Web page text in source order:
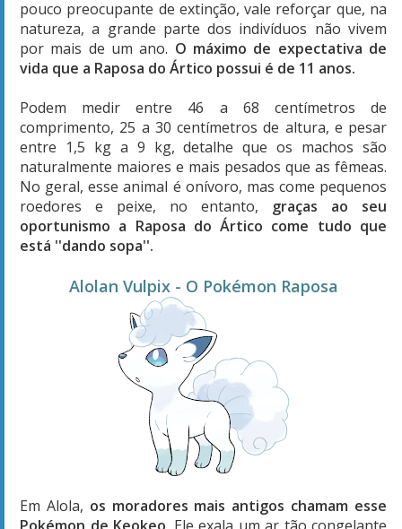
pouco preocupante de extinção, vale reforçar que, na
natureza, a grande parte dos indivíduos não vivem
por mais de um ano. O máximo de expectativa de
vida que a Raposa do Ártico possui é de 11 anos.
Podem medir entre 46 a 68 centímetros de
comprimento, 25 a 30 centímetros de altura, e pesar
entre 1,5 kg a 9 kg, detalhe que os machos são
naturalmente maiores e mais pesados que as fêmeas.
No geral, esse animal é onívoro, mas come pequenos
roedores e peixe, no entanto, graças ao seu
oportunismo a Raposa do Ártico come tudo que
está ''dando sopa''.
Alolan Vulpix - O Pokémon Raposa
Em Alola, os moradores mais antigos chamam esse